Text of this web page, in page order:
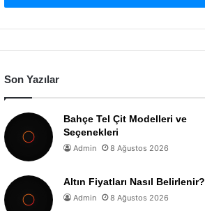
Son Yazılar
Bahçe Tel Çit Modelleri ve
Seçenekleri
Admin 8 Ağustos 2026
Altın Fiyatları Nasıl Belirlenir?
Admin 8 Ağustos 2026